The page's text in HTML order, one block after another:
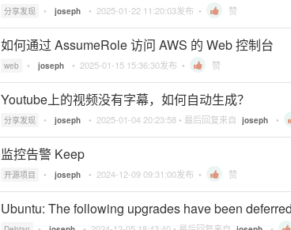
分享发现 • joseph • 2025-01-22 11:20:03发布 • 赞
如何通过 AssumeRole 访问 AWS 的 Web 控制台
web • joseph • 2025-01-15 15:36:30发布 • 赞
Youtube上的视频没有字幕，如何自动生成？
分享发现 • joseph • 2025-01-04 20:23:58 • 最后回复来自 joseph •
监控告警 Keep
开源项目 • joseph • 2024-12-09 09:31:00发布 • 赞
Ubuntu: The following upgrades have been